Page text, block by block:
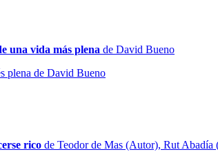
una vida más plena de David Bueno
plena de David Bueno
rico de Teodor de Mas (Autor), Rut Abadía